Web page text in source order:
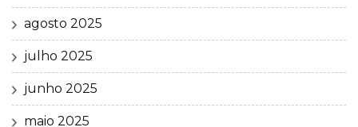
agosto 2025
julho 2025
junho 2025
maio 2025